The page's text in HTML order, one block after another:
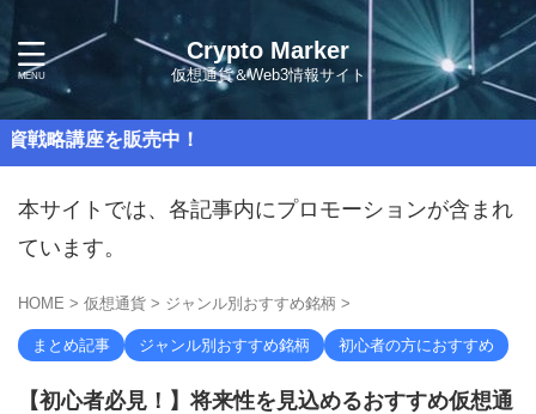
Crypto Marker
仮想通貨＆Web3情報サイト
販売中！
本サイトでは、各記事内にプロモーションが含まれ
ています。
HOME > 仮想通貨 > ジャンル別おすすめ銘柄 >
まとめ記事 ジャンル別おすすめ銘柄 初心者の方におすすめ
【初心者必見！】将来性を見込めるおすすめ仮想通